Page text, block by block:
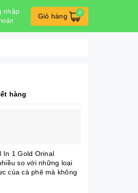
nhập
Giỏ hàng 0
hàng
In 1 Gold Orinal
so với những loại
của cà phê mà không